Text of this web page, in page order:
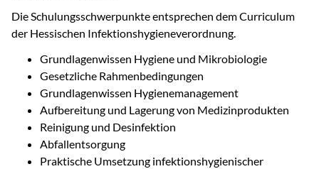
Die Schulungsschwerpunkte entsprechen dem Curriculum
der Hessischen Infektionshygieneverordnung.
Grundlagenwissen Hygiene und Mikrobiologie
Gesetzliche Rahmenbedingungen
Grundlagenwissen Hygienemanagement
Aufbereitung und Lagerung von Medizinprodukten
Reinigung und Desinfektion
Abfallentsorgung
Praktische Umsetzung infektionshygienischer